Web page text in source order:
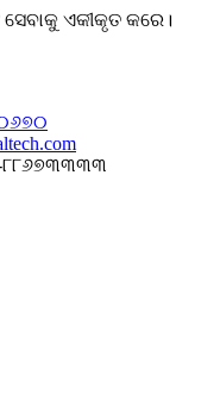
ଏକୀକୃତ କରେ।
୮୮୬୭୩୩୩୩